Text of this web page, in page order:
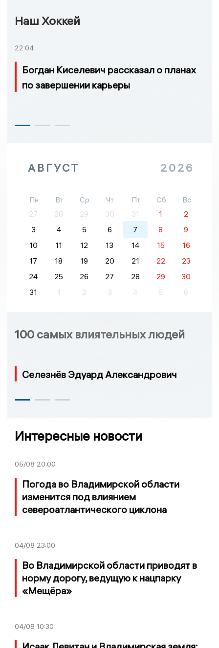
Наш Хоккей
22:04
Богдан Киселевич рассказал о планах
по завершении карьеры
АВГУСТ 2026
Пн Вт Ср Чт Пт Сб
Вс
27
28 29 30 31 1
2
3
4 5 6 7 8
9
10
11 12 13 14 15
16
17
18 19 20 21 22
23
24
25 26 27 28 29
30
31
1 2 3 4 5 6
100 самых влиятельных людей
Селезнёв Эдуард Александрович
Интересные новости
05/08 20:00
Погода во Владимирской области
изменится под влиянием
североатлантического циклона
04/08 23:00
Во Владимирской области приводят в
норму дорогу, ведущую к нацпарку
«Мещёра»
04/08 10:30